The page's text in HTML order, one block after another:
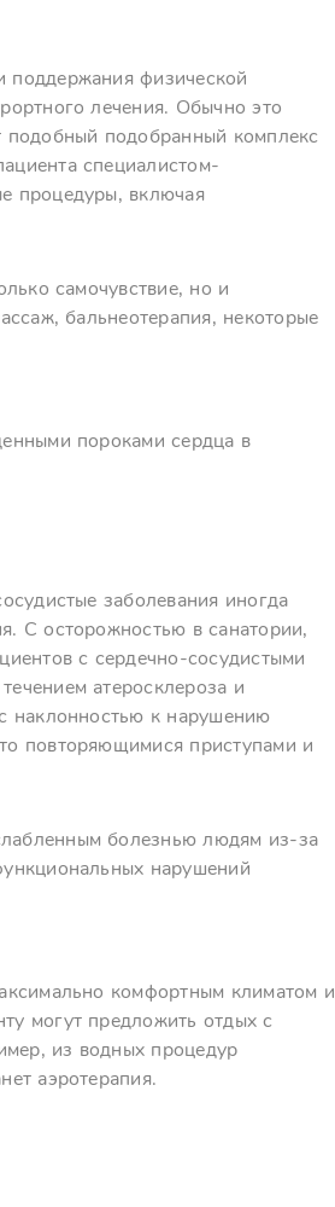
поддержания физической
лечения. Обычно это
подобный подобранный комплекс
специалистом-
процедуры, включая
самочувствие, но и
бальнеотерапия, некоторые
пороками сердца в
заболевания иногда
С осторожностью в санатории,
с сердечно-сосудистыми
атеросклероза и
наклонностью к нарушению
повторяющимися приступами и
болезнью людям из-за
нарушений
комфортным климатом и
могут предложить отдых с
из водных процедур
аэротерапия.